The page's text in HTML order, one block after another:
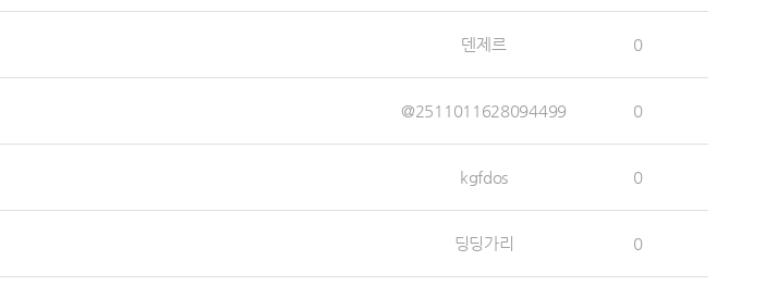
덴제르 0
@2511011628094499 0
kgfdos 0
딩딩가리 0